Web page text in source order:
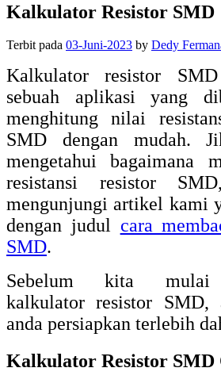
Kalkulator Resistor SMD
Terbit pada 03-Juni-2023 by Dedy
Kalkulator resistor
sebuah aplikasi yang
menghitung nilai
SMD dengan mudah.
mengetahui bagaimana
resistansi resistor
mengunjungi artikel kami
dengan judul cara
SMD.
Sebelum kita mulai
kalkulator resistor SMD,
anda persiapkan terlebih
Kalkulator Resistor SMD